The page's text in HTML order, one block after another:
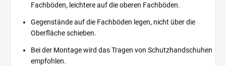
Fachböden, leichtere auf die oberen Fachböden.
Gegenstände auf die Fachböden legen, nicht über die
Oberfläche schieben.
Bei der Montage wird das Tragen von Schutzhandschuhen
empfohlen.